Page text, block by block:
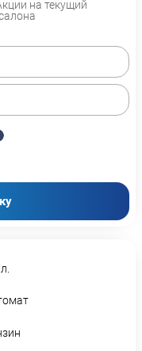
на текущий